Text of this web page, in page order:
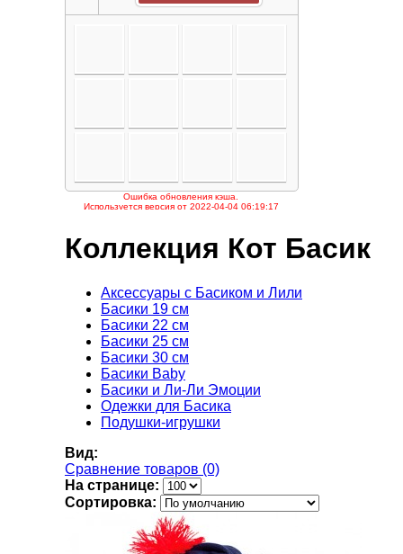
Коллекция Кот Басик
Аксессуары с Басиком и Лили
Басики 19 см
Басики 22 см
Басики 25 см
Басики 30 см
Басики Baby
Басики и Ли-Ли Эмоции
Одежки для Басика
Подушки-игрушки
Вид:
Сравнение товаров (0)
На странице:
Сортировка: